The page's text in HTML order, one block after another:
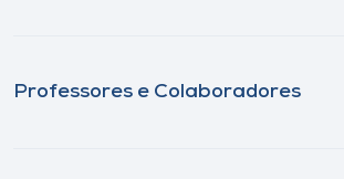
Professores e Colaboradores